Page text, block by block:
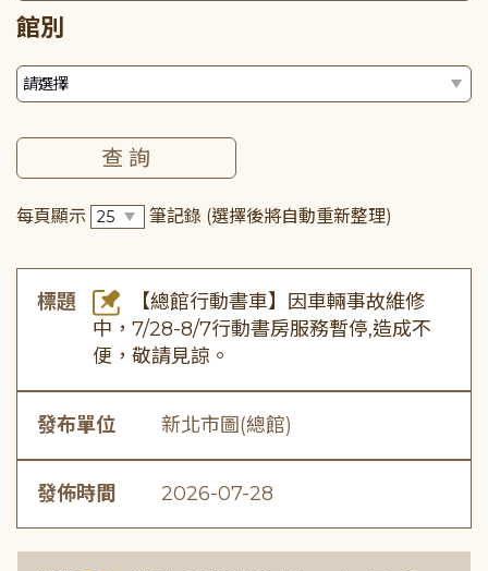
館別
每頁顯示 筆記錄 (選擇後將自動重新整理)
標題
【總館行動書車】因車輛事故維修
中，7/28-8/7行動書房服務暫停,造成不
便，敬請見諒。
發布單位 新北市圖(總館)
發佈時間 2026-07-28